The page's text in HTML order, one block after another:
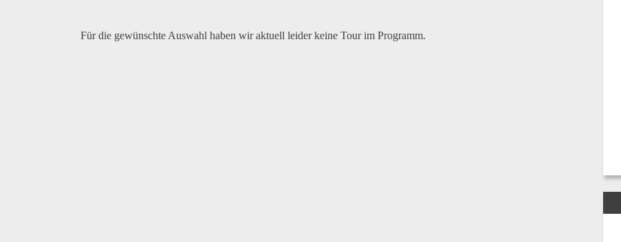
Für die gewünschte Auswahl haben wir aktuell leider keine Tour im Programm.